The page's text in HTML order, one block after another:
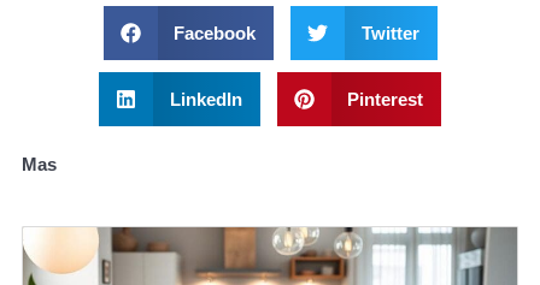
Facebook Twitter
LinkedIn Pinterest
Mas